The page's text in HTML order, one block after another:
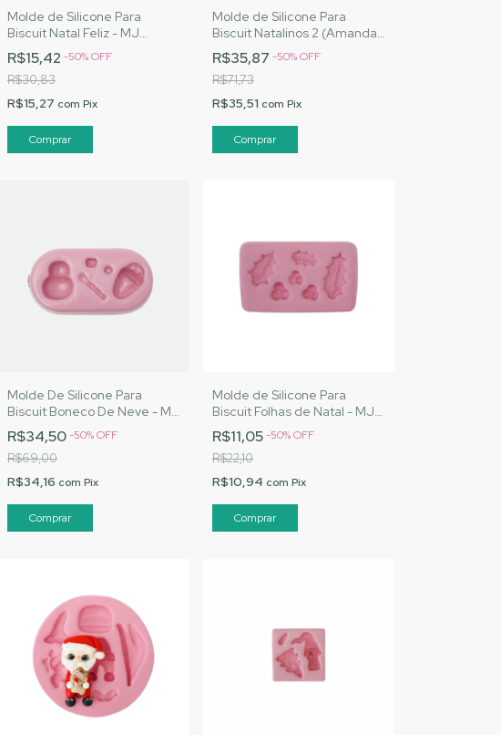
Molde de Silicone Para
Biscuit Natal Feliz - MJ
Artesanatos |Cód. 2020
R$15,42 -50%OFF
R$30,83
R$15,27 com Pix
Molde de Silicone Para
Biscuit Natalinos 2 (Amanda
Maia) - MJ Artesanatos |
Cód. A026
R$35,87 -50%OFF
R$71,73
R$35,51 com Pix
Molde De Silicone Para
Biscuit Boneco De Neve - MJ
Artesanatos|Cód. 2204
R$34,50-50%OFF
R$69,00
R$34,16 com Pix
Molde de Silicone Para
Biscuit Folhas de Natal - MJ
Arteasanatos |Cód. 2070
R$11,05-50%OFF
R$22,10
R$10,94 com Pix